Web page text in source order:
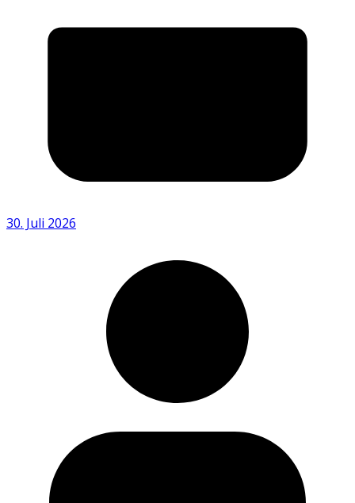
30. Juli 2026